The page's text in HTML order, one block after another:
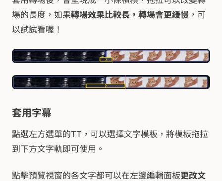
場的長度，如果轉場效果比較長，轉場會更緩慢 ，可
以試試看喔！
套用字幕
點選左方選單的TT，可以選擇文字模板，將模板拖拉
到下方文字軌即可使用。
點擊預覽視窗的各文字都可以在左邊編輯面板更改文